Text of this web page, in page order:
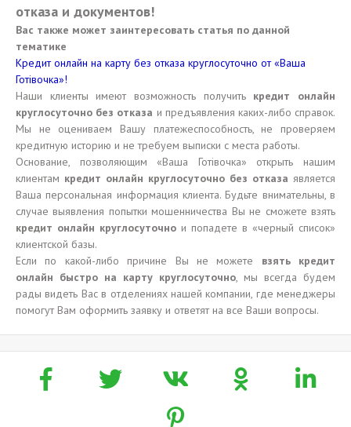
отказа и документов!
Вас также может заинтересовать статья по данной
тематике
Кредит онлайн на карту без отказа круглосуточно от «Ваша
Готівочка»!
Наши клиенты имеют возможность получить кредит онлайн
круглосуточно без отказа и предъявления каких-либо справок.
Мы не оцениваем Вашу платежеспособность, не проверяем
кредитную историю и не требуем выписки с места работы.
Основание, позволяющим «Ваша Готівочка» открыть нашим
клиентам кредит онлайн круглосуточно без отказа является
Ваша персональная информация клиента. Будьте внимательны, в
случае выявления попытки мошенничества Вы не сможете взять
кредит онлайн круглосуточно и попадете в «черный список»
клиентской базы.
Если по какой-либо причине Вы не можете взять кредит
онлайн быстро на карту круглосуточно, мы всегда будем
рады видеть Вас в отделениях нашей компании, где менеджеры
помогут Вам оформить заявку и ответят на все Ваши вопросы.